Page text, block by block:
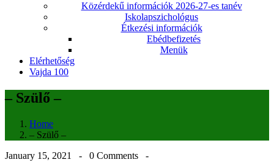
Közérdekű információk 2026-27-es tanév
Iskolapszichológus
Étkezési információk
Ebédbefizetés
Menük
Elérhetőség
Vajda 100
– Szülő –
Home
– Szülő –
January 15, 2021 - 0 Comments
-